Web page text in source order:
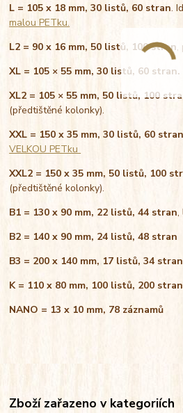
L = 105 x 18 mm, 30 listů, 60 stran.
malou PETku.
L2 = 90 x 16 mm, 50 listů, 100 stran,
XL = 105 × 55 mm, 30 listů, 60 stran.
XL2 = 105 × 55 mm, 50 listů, 100
(předtištěné kolonky).
XXL = 150 x 35 mm, 30 listů, 60
VELKOU PETku
XXL2 = 150 x 35 mm, 50 listů, 100
(předtištěné kolonky).
B1 = 130 x 90 mm, 22 listů, 44 stran,
B2 = 140 x 90 mm, 24 listů, 48 stran
B3 = 200 x 140 mm, 17 listů, 34 stran
K = 110 x 80 mm, 100 listů, 200 stran
NANO = 13 x 10 mm, 78 záznamů
Zboží zařazeno v kategoriích